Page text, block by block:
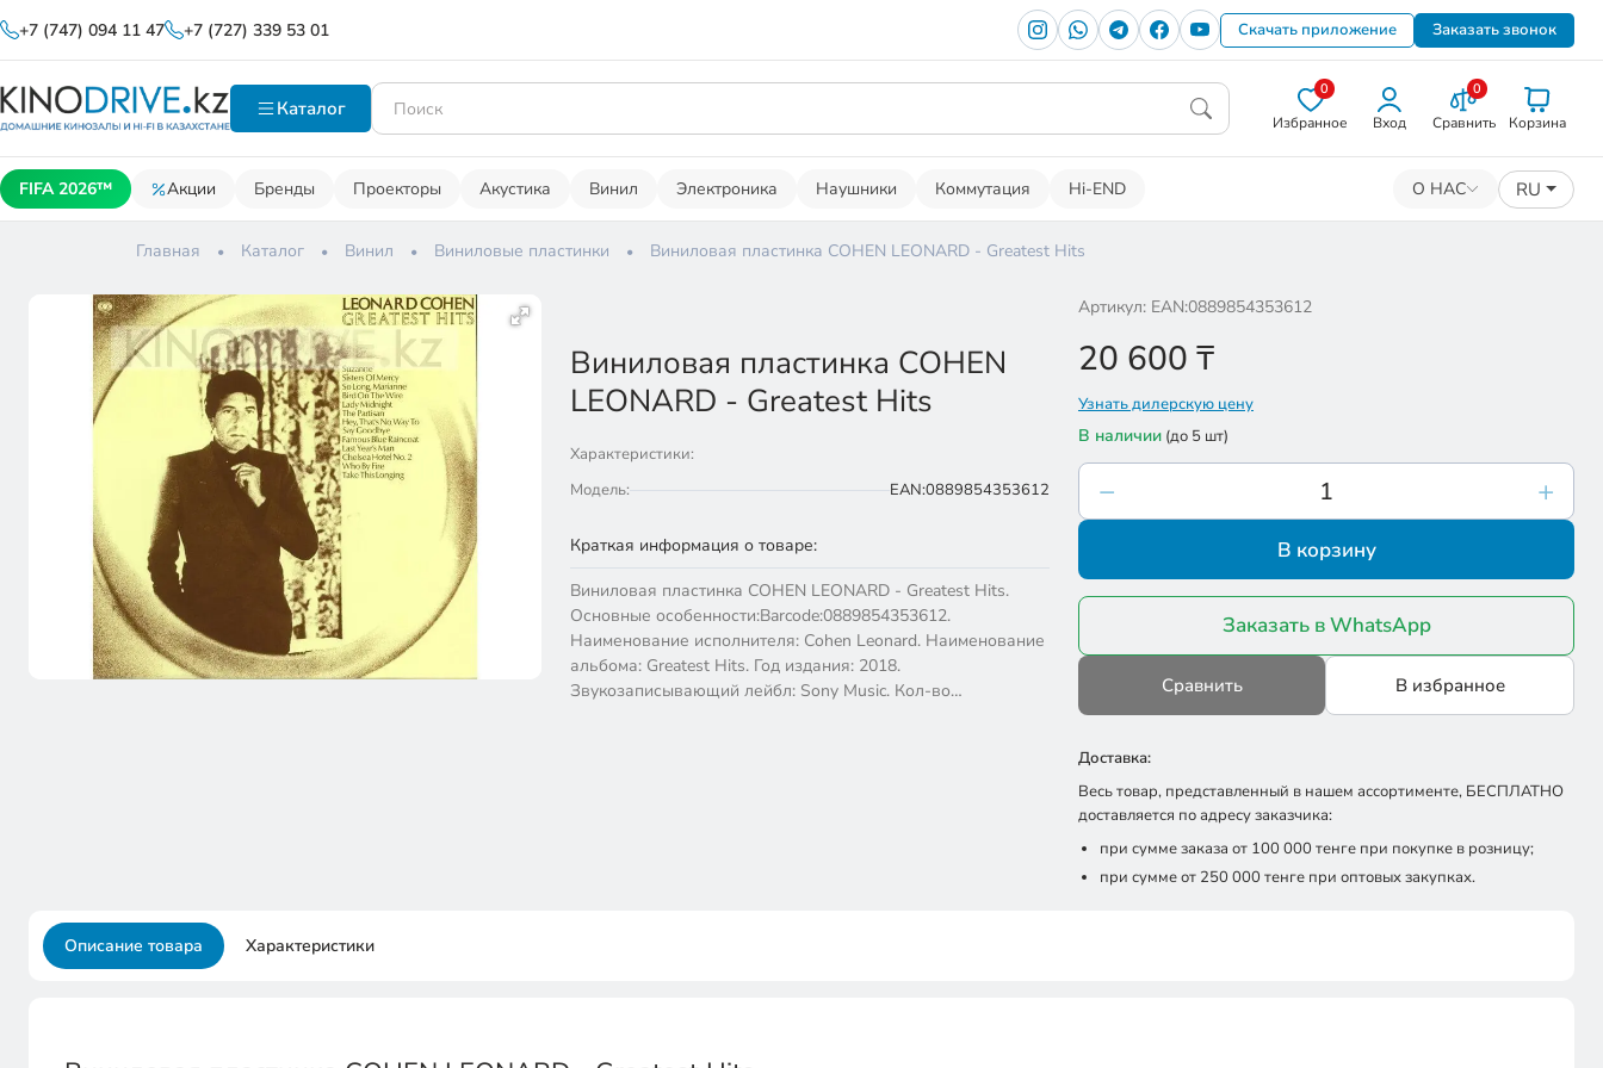
+7 (747) 094 11 47 +7 (727) 339 53 01 Скачать приложение Заказать звонок
Каталог
0
Избранное Вход
0
Сравнить Корзина
FIFA 2026™ Акции Бренды Проекторы Акустика Винил Электроника Наушники Коммутация Hi-END О НАС RU
Главная Каталог Винил Виниловые пластинки Виниловая пластинка COHEN LEONARD - Greatest Hits
Виниловая пластинка COHEN
LEONARD - Greatest Hits
Характеристики:
Модель:
EAN:0889854353612
Краткая информация о товаре:
Виниловая пластинка COHEN LEONARD - Greatest Hits.
Основные особенности:Barcode:0889854353612.
Наименование исполнителя: Cohen Leonard. Наименование
альбома: Greatest Hits. Год издания: 2018.
Звукозаписывающий лейбл: Sony Music. Кол-во…
Артикул: EAN:0889854353612
20 600 ₸
Узнать дилерскую цену
В наличии (до 5 шт)
В корзину
Заказать в WhatsApp
Сравнить В избранное
Доставка:
Весь товар, представленный в нашем ассортименте, БЕСПЛАТНО
доставляется по адресу заказчика:
при сумме заказа от 100 000 тенге при покупке в розницу;
при сумме от 250 000 тенге при оптовых закупках.
Описание товара Характеристики